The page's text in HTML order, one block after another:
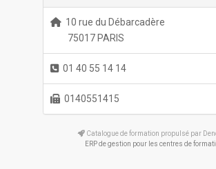
10 rue du Débarcadère
75017 PARIS
01 40 55 14 14
0140551415
Catalogue de formation propulsé par
ERP de gestion pour les centres de